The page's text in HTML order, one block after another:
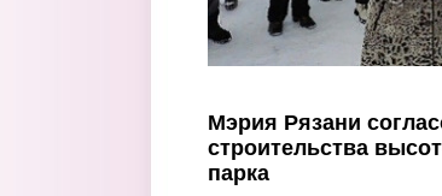
Мэрия Рязани
строительства
парка